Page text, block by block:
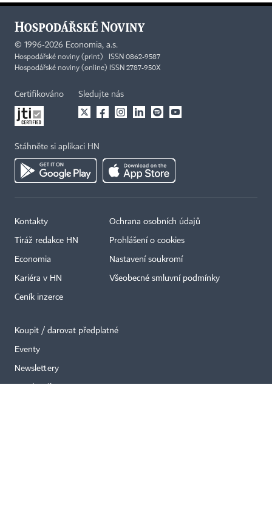
© 1996-2026 Economia, a.s.
Hospodářské noviny (print) ISSN 0862-9587
Hospodářské noviny (online) ISSN 2787-950X
Certifikováno Sledujte nás
Stáhněte si aplikaci HN
Kontakty
Tiráž redakce HN
Economia
Kariéra v HN
Ceník inzerce
Ochrana osobních údajů
Prohlášení o cookies
Nastavení soukromí
Všeobecné smluvní podmínky
Koupit / darovat předplatné
Eventy
Newslettery